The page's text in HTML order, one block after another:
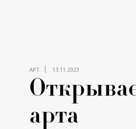
АРТ 13.11.2023
арта